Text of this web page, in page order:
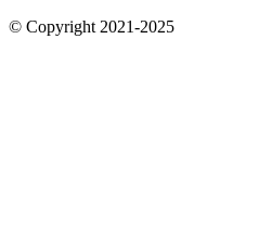
© Copyright 2021-2025